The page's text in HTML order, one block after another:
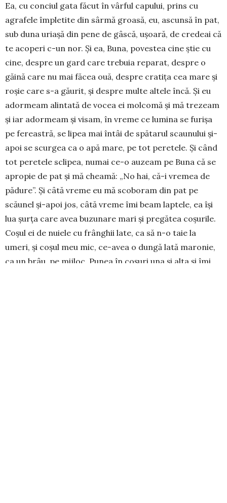
Ea, cu conciul gata făcut în vârful ca­pului, prins cu
agrafele împletite din sârmă groa­să, eu, ascunsă în pat,
sub duna uriașă din pene de gâscă, ușoară, de credeai că
te aco­peri c-un nor. Și ea, Buna, povestea cine știe cu
cine, des­pre un gard care trebuia reparat, despre o
găină care nu mai făcea ouă, despre cratița cea mare și
roșie care s-a găurit, și despre multe altele încă. Și eu
adormeam alintată de vocea ei molcomă și mă trezeam
și iar adormeam și vi­sam, în vreme ce lumina se furișa
pe fereastră, se lipea mai întâi de spătarul scaunului și-
apoi se scurgea ca o apă ma­re, pe tot peretele. Și când
tot peretele sclipea, numai ce-o auzeam pe Buna că se
apropie de pat și mă cheamă: „No hai, că-i vremea de
pădure”. Și câtă vreme eu mă sco­boram din pat pe
scăunel și-apoi jos, câtă vreme îmi beam laptele, ea își
lua șurța care avea buzunare mari și pregătea coșu­rile.
Coșul ei de nuiele cu frânghii late, ca să n-o taie la
umeri, și coșul meu mic, ce-avea o dun­gă lată ma­ronie,
ca un brâu, pe mijloc. Pu­nea în coșuri una și alta și îmi